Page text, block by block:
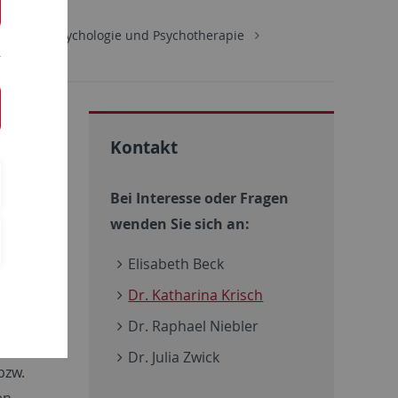
Klinische Psychologie und Psychotherapie
Kontakt
Bei Interesse oder Fragen
wenden Sie sich an:
Elisabeth Beck
Dr. Katharina Krisch
Dr. Raphael Niebler
​​​Dr. Julia Zwick